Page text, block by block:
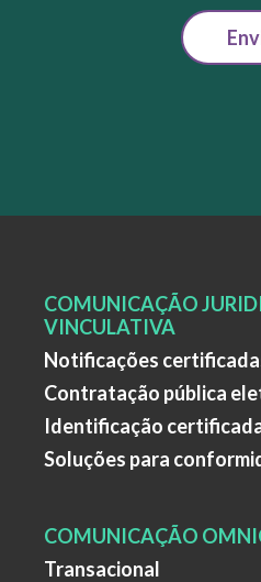
COMUNICAÇÃO
VINCULATIVA
Notificações
Contratação pública
Identificação
Soluções para
COMUNICAÇÃO
Transacional